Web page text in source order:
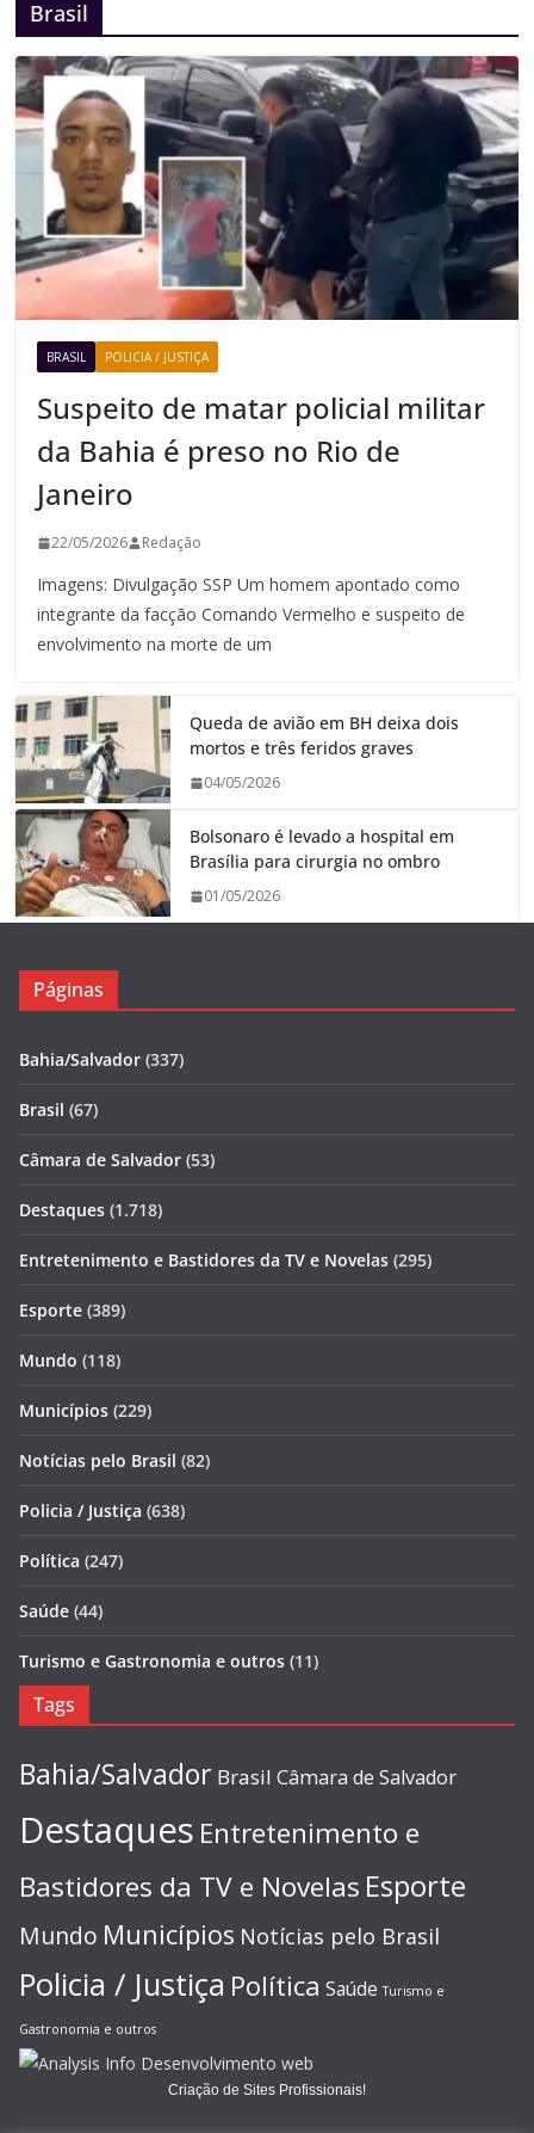
Brasil
BRASIL POLICIA / JUSTIÇA
Suspeito de matar policial militar
da Bahia é preso no Rio de
Janeiro
22/05/2026 Redação
Imagens: Divulgação SSP Um homem apontado como
integrante da facção Comando Vermelho e suspeito de
envolvimento na morte de um
Queda de avião em BH deixa dois
mortos e três feridos graves
04/05/2026
Bolsonaro é levado a hospital em
Brasília para cirurgia no ombro
01/05/2026
Páginas
Bahia/Salvador (337)
Brasil (67)
Câmara de Salvador (53)
Destaques (1.718)
Entretenimento e Bastidores da TV e Novelas (295)
Esporte (389)
Mundo (118)
Municípios (229)
Notícias pelo Brasil (82)
Policia / Justiça (638)
Política (247)
Saúde (44)
Turismo e Gastronomia e outros (11)
Tags
Bahia/Salvador Brasil Câmara de Salvador
Destaques Entretenimento e
Bastidores da TV e Novelas Esporte
Mundo Municípios Notícias pelo Brasil
Policia / Justiça Política Saúde Turismo e
Gastronomia e outros
Criação de Sites Profissionais!